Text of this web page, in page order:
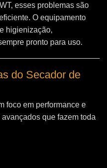
esses problemas são
O equipamento
higienização,
pronto para uso.
do Secador de
foco em performance e
que fazem toda